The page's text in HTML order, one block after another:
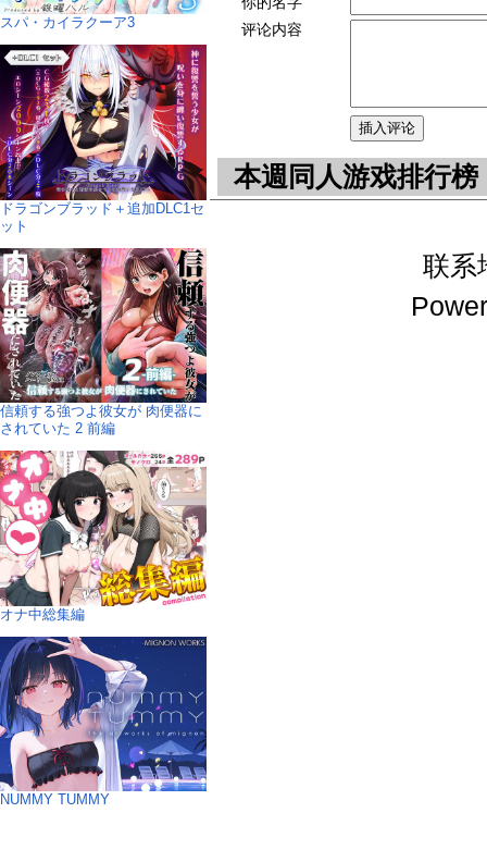
评论内容
本週同人游戏排行榜
联系
スパ・カイラクーア3
ドラゴンブラッド＋追加DLC1セ
ット
信頼する強つよ彼女が 肉便器に
されていた 2 前編
オナ中総集編
NUMMY TUMMY